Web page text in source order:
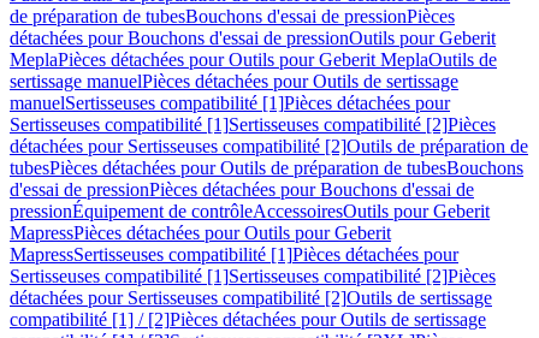
de préparation de tubesBouchons d'essai de pressionPièces
détachées pour Bouchons d'essai de pressionOutils pour Geberit
MeplaPièces détachées pour Outils pour Geberit MeplaOutils de
sertissage manuelPièces détachées pour Outils de sertissage
manuelSertisseuses compatibilité [1]Pièces détachées pour
Sertisseuses compatibilité [1]Sertisseuses compatibilité [2]Pièces
détachées pour Sertisseuses compatibilité [2]Outils de préparation de
tubesPièces détachées pour Outils de préparation de tubesBouchons
d'essai de pressionPièces détachées pour Bouchons d'essai de
pressionÉquipement de contrôleAccessoiresOutils pour Geberit
MapressPièces détachées pour Outils pour Geberit
MapressSertisseuses compatibilité [1]Pièces détachées pour
Sertisseuses compatibilité [1]Sertisseuses compatibilité [2]Pièces
détachées pour Sertisseuses compatibilité [2]Outils de sertissage
compatibilité [1] / [2]Pièces détachées pour Outils de sertissage